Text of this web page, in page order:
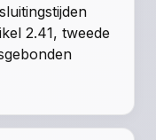
2.41, tweede